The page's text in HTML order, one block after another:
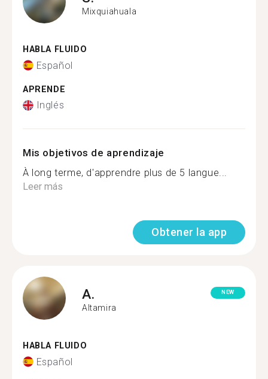
Mixquiahuala
HABLA FLUIDO
Español
APRENDE
Inglés
Mis objetivos de aprendizaje
À long terme, d'apprendre plus de 5 langue...
Leer más
Obtener la app
A.
Altamira
NEW
HABLA FLUIDO
Español